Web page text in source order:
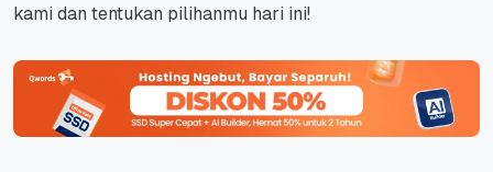
kami dan tentukan pilihanmu hari ini!